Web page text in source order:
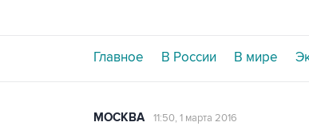
Главное В России В мире
МОСКВА 11:50, 1 марта 2016